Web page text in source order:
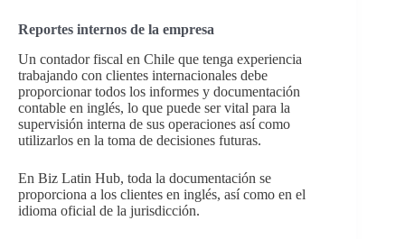
Reportes internos de la empresa
Un contador fiscal en Chile que tenga experiencia
trabajando con clientes internacionales debe
proporcionar todos los informes y documentación
contable en inglés, lo que puede ser vital para la
supervisión interna de sus operaciones así como
utilizarlos en la toma de decisiones futuras.
En Biz Latin Hub, toda la documentación se
proporciona a los clientes en inglés, así como en el
idioma oficial de la jurisdicción.